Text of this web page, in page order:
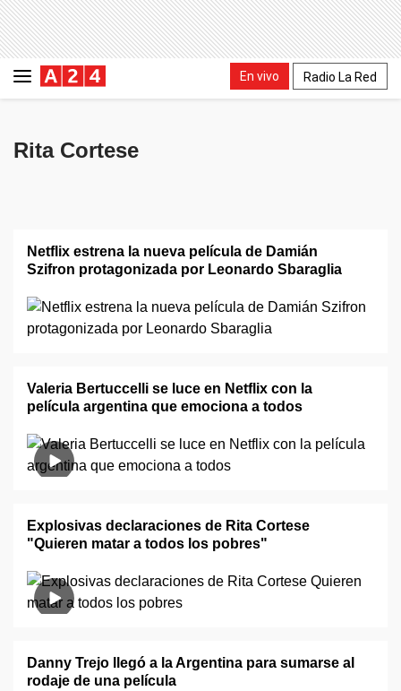
En vivo Radio La Red
Rita Cortese
Netflix estrena la nueva película de Damián
Szifron protagonizada por Leonardo Sbaraglia
Valeria Bertuccelli se luce en Netflix con la
película argentina que emociona a todos
Explosivas declaraciones de Rita Cortese
"Quieren matar a todos los pobres"
Danny Trejo llegó a la Argentina para sumarse al
rodaje de una película